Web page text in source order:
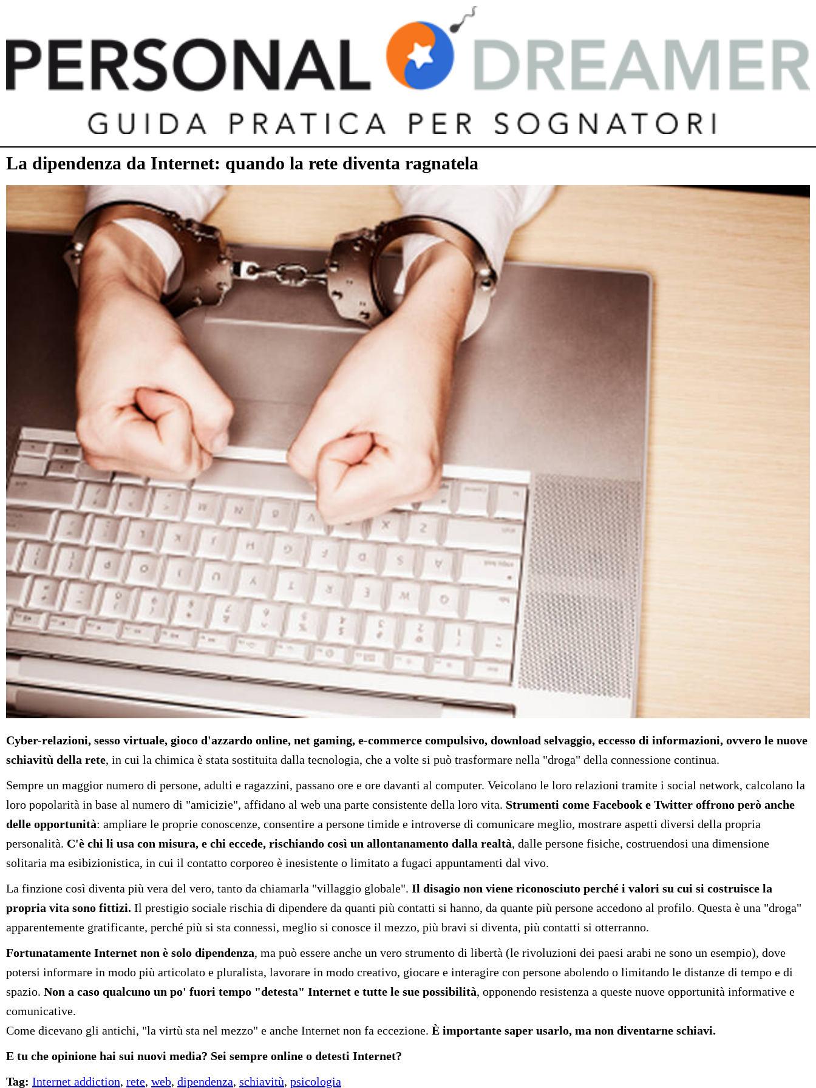
La dipendenza da Internet: quando la rete diventa ragnatela
Cyber-relazioni, sesso virtuale, gioco d'azzardo online, net gaming, e-commerce compulsivo, download selvaggio, eccesso di informazioni, ovvero le nuove
schiavitù della rete, in cui la chimica è stata sostituita dalla tecnologia, che a volte si può trasformare nella "droga" della connessione continua.
Sempre un maggior numero di persone, adulti e ragazzini, passano ore e ore davanti al computer. Veicolano le loro relazioni tramite i social network, calcolano la
loro popolarità in base al numero di "amicizie", affidano al web una parte consistente della loro vita. Strumenti come Facebook e Twitter offrono però anche
delle opportunità: ampliare le proprie conoscenze, consentire a persone timide e introverse di comunicare meglio, mostrare aspetti diversi della propria
personalità. C'è chi li usa con misura, e chi eccede, rischiando così un allontanamento dalla realtà, dalle persone fisiche, costruendosi una dimensione
solitaria ma esibizionistica, in cui il contatto corporeo è inesistente o limitato a fugaci appuntamenti dal vivo.
La finzione così diventa più vera del vero, tanto da chiamarla "villaggio globale". Il disagio non viene riconosciuto perché i valori su cui si costruisce la
propria vita sono fittizi. Il prestigio sociale rischia di dipendere da quanti più contatti si hanno, da quante più persone accedono al profilo. Questa è una "droga"
apparentemente gratificante, perché più si sta connessi, meglio si conosce il mezzo, più bravi si diventa, più contatti si otterranno.
Fortunatamente Internet non è solo dipendenza, ma può essere anche un vero strumento di libertà (le rivoluzioni dei paesi arabi ne sono un esempio), dove
potersi informare in modo più articolato e pluralista, lavorare in modo creativo, giocare e interagire con persone abolendo o limitando le distanze di tempo e di
spazio. Non a caso qualcuno un po' fuori tempo "detesta" Internet e tutte le sue possibilità, opponendo resistenza a queste nuove opportunità informative e
comunicative.
Come dicevano gli antichi, "la virtù sta nel mezzo" e anche Internet non fa eccezione. È importante saper usarlo, ma non diventarne schiavi.
E tu che opinione hai sui nuovi media? Sei sempre online o detesti Internet?
Tag: Internet addiction, rete, web, dipendenza, schiavitù, psicologia